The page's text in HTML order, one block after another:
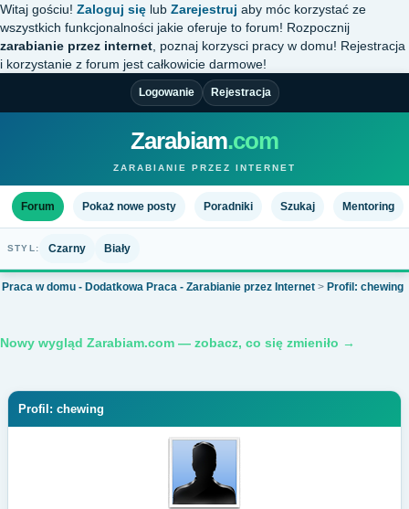
Witaj gościu! Zaloguj się lub Zarejestruj aby móc korzystać ze
wszystkich funkcjonalności jakie oferuje to forum! Rozpocznij
zarabianie przez internet , poznaj korzysci pracy w domu! Rejestracja
i korzystanie z forum jest całkowicie darmowe!
Logowanie Rejestracja
Zarabiam.com
ZARABIANIE PRZEZ INTERNET
Forum Pokaż nowe posty Poradniki Szukaj Mentoring
STYL: Czarny Biały
Praca w domu - Dodatkowa Praca - Zarabianie przez Internet > Profil: chewing
Nowy wygląd Zarabiam.com — zobacz, co się zmieniło →
Profil: chewing